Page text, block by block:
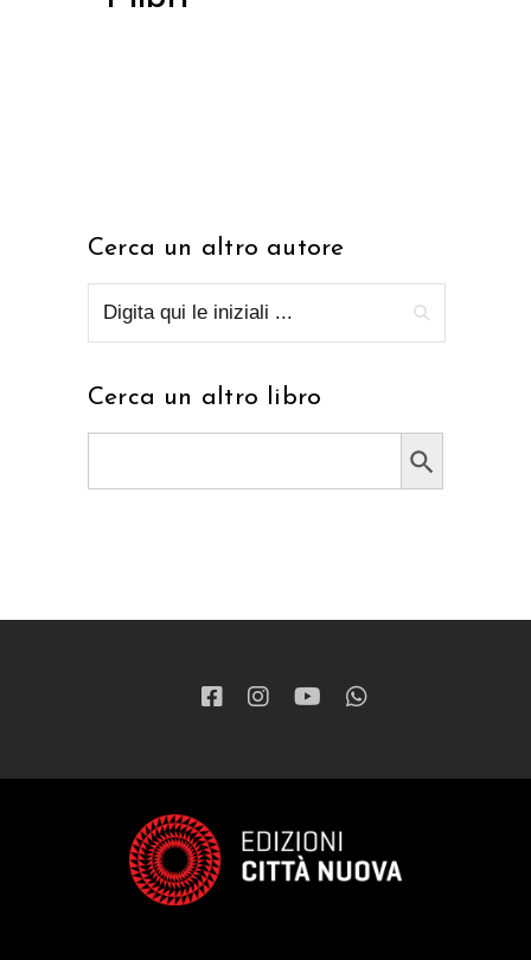
Cerca un altro autore
Cerca un altro libro
Search Button